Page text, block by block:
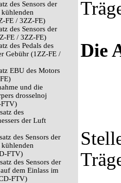
des Sensors der
FE / 3ZZ-FE)
des Sensors der
FE / 3ZZ-FE)
des Pedals des
Gebühr (1ZZ-FE /
EBU des Motors
und die
drosselnoj
des
der Luft
des Sensors der
FTV)
des Sensors der
dem Einlass im
FTV)
Die